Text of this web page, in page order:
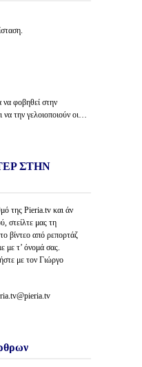
φοβηθεί στην
την γελοιοποιούν οι…
ΣΤΗΝ
της Pieria.tv και άν
στείλτε μας τη
βίντεο από ρεπορτάζ
με τ’ όνομά σας.
με τον Γιώργο